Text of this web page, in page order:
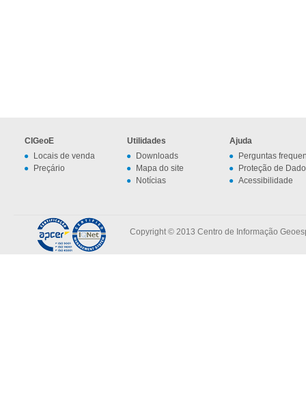
CIGeoE
Locais de venda
Preçário
Utilidades
Downloads
Mapa do site
Notícias
Ajuda
Perguntas
Proteção de
Acessibilidade
Copyright © 2013 Centro de Informação